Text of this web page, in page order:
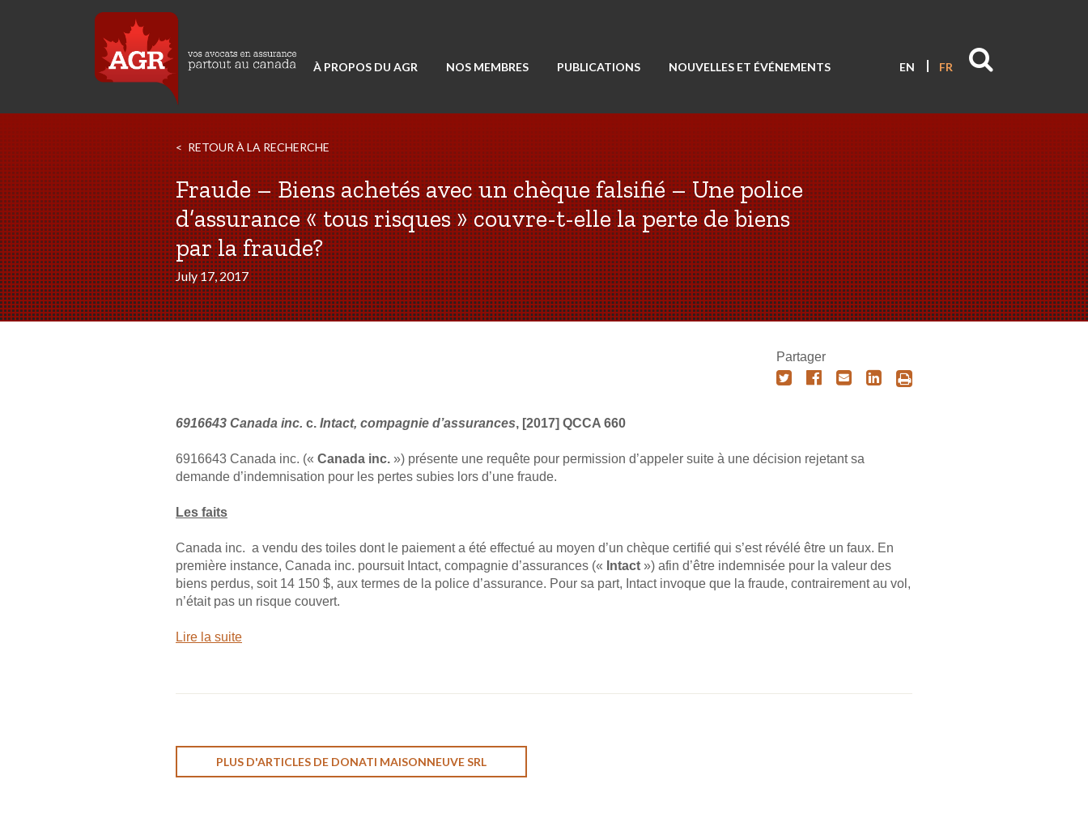
À PROPOS DU AGR NOS MEMBRES PUBLICATIONS NOUVELLES ET ÉVÉNEMENTS EN FR
RETOUR À LA RECHERCHE
Fraude – Biens achetés avec un chèque falsifié – Une police
d’assurance « tous risques » couvre-t-elle la perte de biens
par la fraude?
July 17, 2017
Partager
6916643 Canada inc. c. Intact, compagnie d’assurances, [2017] QCCA 660
6916643 Canada inc. (« Canada inc. ») présente une requête pour permission d’appeler suite à une décision rejetant sa
demande d’indemnisation pour les pertes subies lors d’une fraude.
Les faits
Canada inc. a vendu des toiles dont le paiement a été effectué au moyen d’un chèque certifié qui s’est révélé être un faux. En
première instance, Canada inc. poursuit Intact, compagnie d’assurances (« Intact ») afin d’être indemnisée pour la valeur des
biens perdus, soit 14 150 $, aux termes de la police d’assurance. Pour sa part, Intact invoque que la fraude, contrairement au vol,
n’était pas un risque couvert.
Lire la suite
PLUS D'ARTICLES DE DONATI MAISONNEUVE SRL